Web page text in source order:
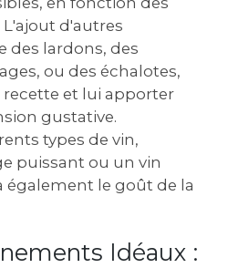
L'ajout d'autres
des lardons, des
ou des échalotes,
et lui apporter
gustative.
types de vin,
puissant ou un vin
également le goût de la
Idéaux :